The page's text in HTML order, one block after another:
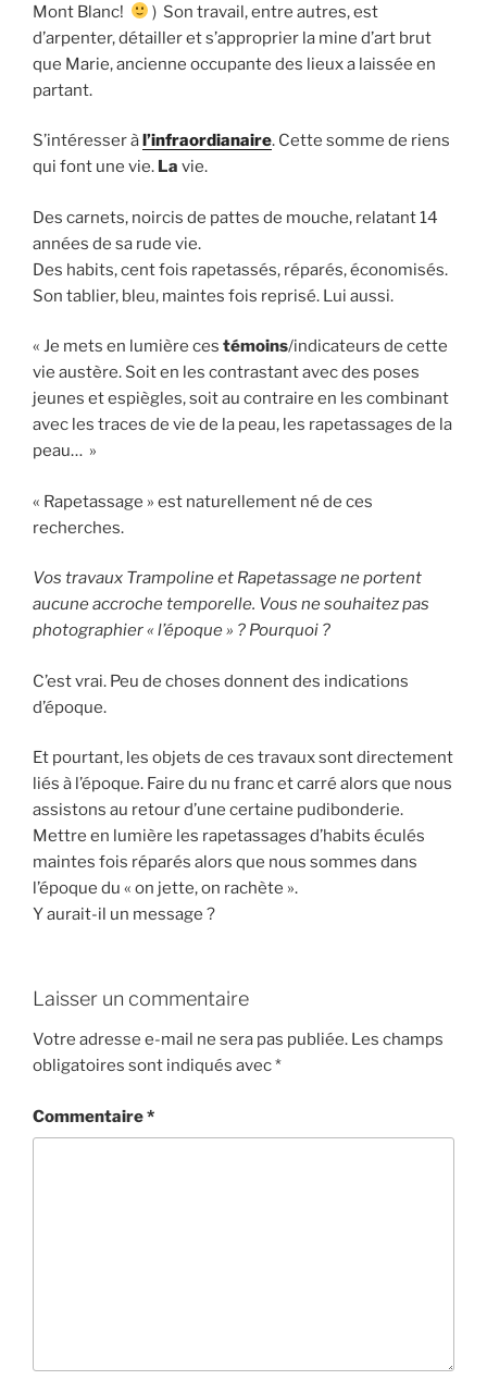
Mont Blanc!
) Son travail, entre autres, est
d’arpenter, détailler et s’approprier la mine d’art brut
que Marie, ancienne occupante des lieux a laissée en
partant.
S’intéresser àl’infraordianaire. Cette somme de riens
qui font une vie. La vie.
Des carnets, noircis de pattes de mouche, relatant 14
années de sa rude vie.
Des habits, cent fois rapetassés, réparés, économisés.
Son tablier, bleu, maintes fois reprisé. Lui aussi.
« Je mets en lumière ces témoins/indicateurs de cette
vie austère. Soit en les contrastant avec des poses
jeunes et espiègles, soit au contraire en les combinant
avec les traces de vie de la peau, les rapetassages de la
peau… »
« Rapetassage » est naturellement né de ces
recherches.
Vos travaux Trampoline et Rapetassage ne portent
aucune accroche temporelle. Vous ne souhaitez pas
photographier « l’époque » ? Pourquoi ?
C’est vrai. Peu de choses donnent des indications
d’époque.
Et pourtant, les objets de ces travaux sont directement
liés à l’époque. Faire du nu franc et carré alors que nous
assistons au retour d’une certaine pudibonderie.
Mettre en lumière les rapetassages d’habits éculés
maintes fois réparés alors que nous sommes dans
l’époque du « on jette, on rachète ».
Y aurait-il un message ?
Laisser un commentaire
Votre adresse e-mail ne sera pas publiée. Les champs
obligatoires sont indiqués avec*
Commentaire*